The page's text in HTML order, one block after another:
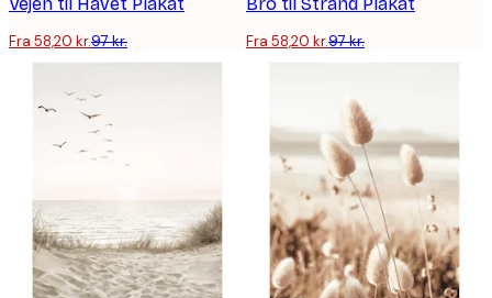
Fra 58,20 kr.97 kr. Fra 58,20 kr.97 kr.